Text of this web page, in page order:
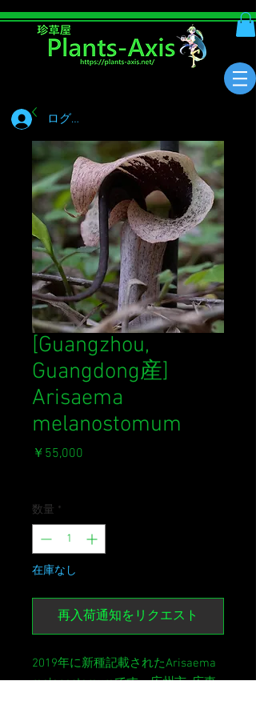
ログイン
[Guangzhou,
Guangdong産]
Arisaema
melanostomum
￥55,000
数量 *
在庫なし
再入荷通知をリクエスト
2019年に新種記載されたArisaema
melanostomumです。広州市, 広東